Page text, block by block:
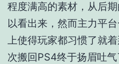
程度满高的素材，从后
以看出来，然而主力平
上使得玩家都习惯了就
次搬回PS4终于扬眉吐